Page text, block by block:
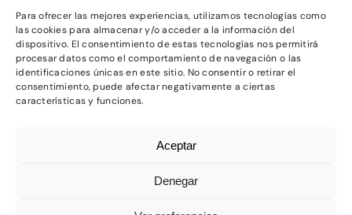
Para ofrecer las mejores experiencias, utilizamos tecnologías como
las cookies para almacenar y/o acceder a la información del
dispositivo. El consentimiento de estas tecnologías nos permitirá
procesar datos como el comportamiento de navegación o las
identificaciones únicas en este sitio. No consentir o retirar el
consentimiento, puede afectar negativamente a ciertas
características y funciones.
Aceptar
Denegar
Toggle
Navigation
Inicio
Aviso Legal-Política de Privacidad